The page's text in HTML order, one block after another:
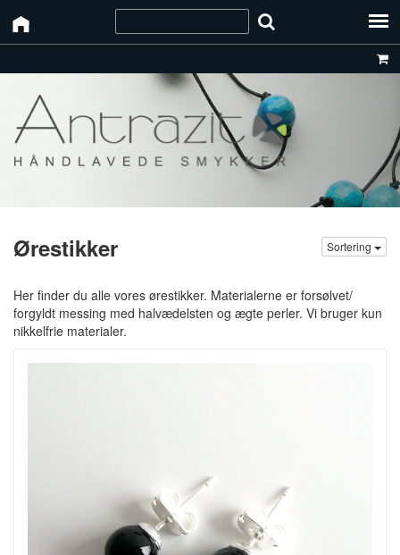
Ørestikker Sortering
Her finder du alle vores ørestikker. Materialerne er forsølvet/
forgyldt messing med halvædelsten og ægte perler. Vi bruger kun
nikkelfrie materialer.